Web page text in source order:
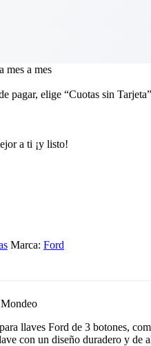
mes a mes
pagar, elige “Cuotas sin
a ti ¡y listo!
Marca: Ford
llaves Ford de 3 botones,
con un diseño duradero y de